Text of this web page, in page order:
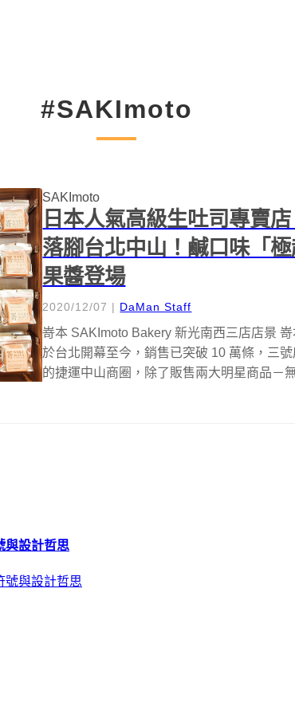
#SAKImoto
SAKImoto
日本人氣高級生吐司專賣
落腳台北中山！鹹口味「
果醬登場
2020/12/07 | DaMan Staff
嵜本 SAKImoto Bakery 新光南西三店店景
於台北開幕至今，銷售已突破 10 萬條，三
的捷運中山商圈，除了販售兩大明星商品－
與設計哲思